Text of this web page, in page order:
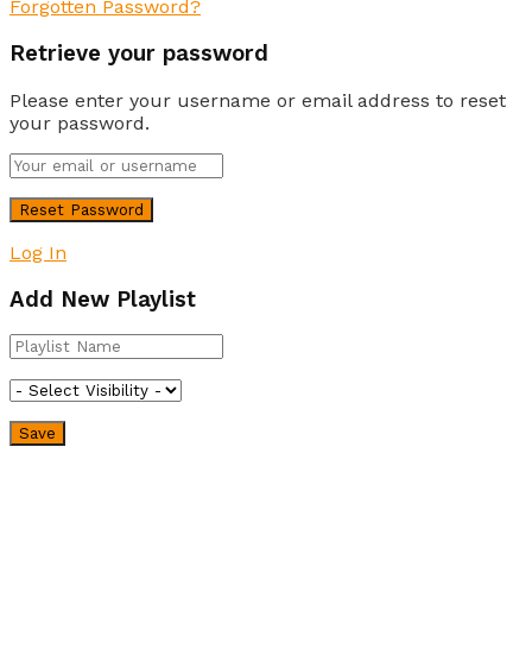
Forgotten Password?
Retrieve your password
Please enter your username or email address to reset
your password.
Log In
Add New Playlist